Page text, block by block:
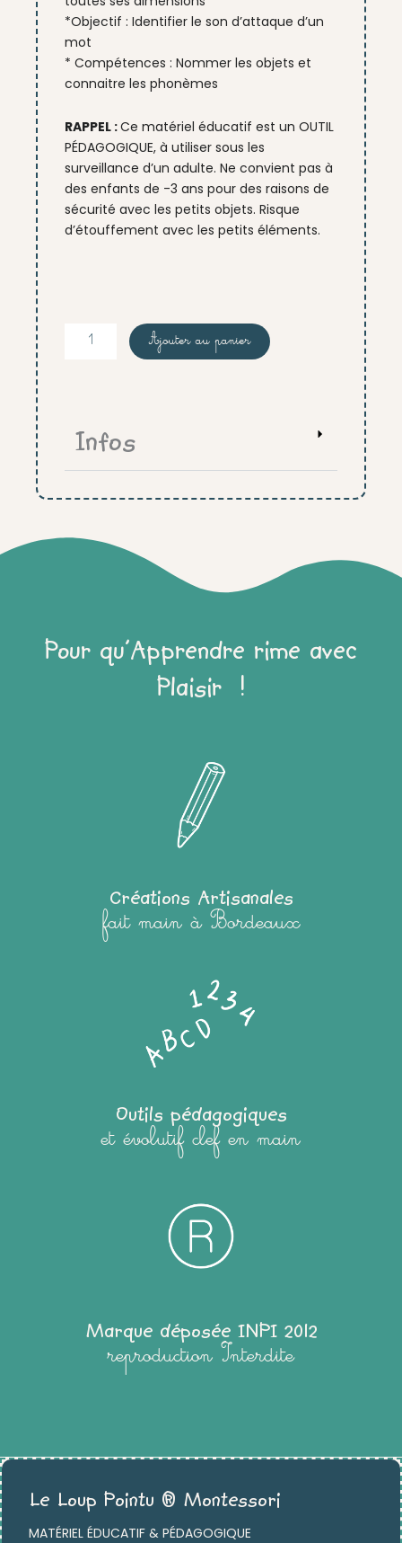
*Objectif : Identifier le son d’attaque d’un
mot
* Compétences : Nommer les objets et
connaitre les phonèmes
RAPPEL :Ce matériel éducatif est un OUTIL
PÉDAGOGIQUE, à utiliser sous les
surveillance d’un adulte. Ne convient pas à
des enfants de -3 ans pour des raisons de
sécurité avec les petits objets. Risque
d’étouffement avec les petits éléments.
quantité
pdf
uniquement
Ajouter au panier
Infos
Pour qu'Apprendre rime avec
Plaisir !
Créations Artisanales
fait main à Bordeaux
Outils pédagogiques
et évolutif clef en main
Marque déposée INPI 2012
reproduction Interdite
Le Loup Pointu ® Montessori
MATÉRIEL ÉDUCATIF & PÉDAGOGIQUE